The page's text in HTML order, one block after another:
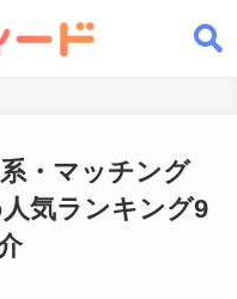
・マッチング
気ランキング9